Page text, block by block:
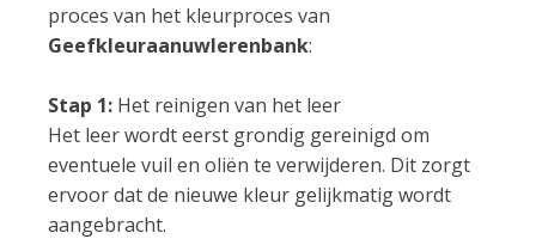
proces van het kleurproces van
Geefkleuraanuwlerenbank:
Stap 1: Het reinigen van het leer
Het leer wordt eerst grondig gereinigd om
eventuele vuil en oliën te verwijderen. Dit zorgt
ervoor dat de nieuwe kleur gelijkmatig wordt
aangebracht.